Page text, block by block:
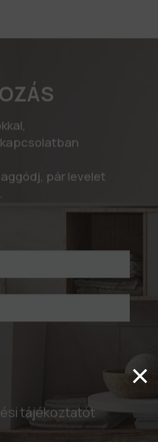
pár levelet
tájékoztatót
×